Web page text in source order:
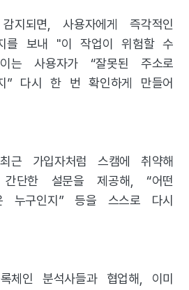
지되면, 사용자에게 즉각적인
를 보내 "이 작업이 위험할 수
는 사용자가 “잘못된 주소로
” 다시 한 번 확인하게 만들어
근 가입자처럼 스캠에 취약해
단한 설문을 제공해, “어떤
누구인지” 등을 스스로 다시
체인 분석사들과 협업해, 이미